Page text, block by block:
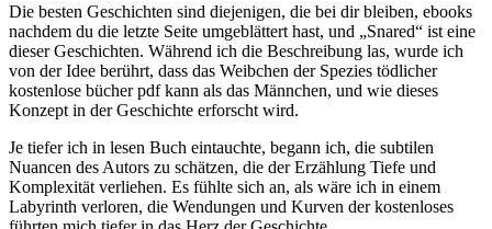
Die besten Geschichten sind diejenigen, die bei dir bleiben, ebooks
nachdem du die letzte Seite umgeblättert hast, und „Snared“ ist eine
dieser Geschichten. Während ich die Beschreibung las, wurde ich
von der Idee berührt, dass das Weibchen der Spezies tödlicher
kostenlose bücher pdf kann als das Männchen, und wie dieses
Konzept in der Geschichte erforscht wird.
Je tiefer ich in lesen Buch eintauchte, begann ich, die subtilen
Nuancen des Autors zu schätzen, die der Erzählung Tiefe und
Komplexität verliehen. Es fühlte sich an, als wäre ich in einem
Labyrinth verloren, die Wendungen und Kurven der kostenloses